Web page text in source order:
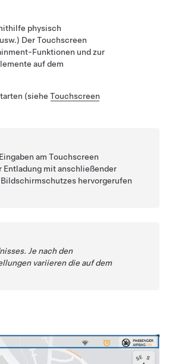
physisch
Der Touchscreen
Funktionen und zur
auf dem
(siehe Touchscreen
am Touchscreen
Entladung mit anschließender
hervorgerufen
Je nach den
variieren die auf dem